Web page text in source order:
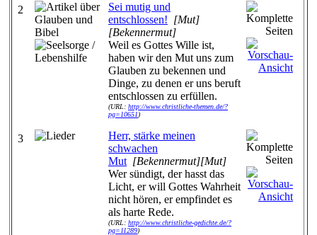
2
Sei mutig und
entschlossen! [Mut]
[Bekennermut]
Weil es Gottes Wille ist,
haben wir den Mut uns zum
Glauben zu bekennen und
Dinge, zu denen er uns beruft
entschlossen zu erfüllen.
(URL: http://www.christliche-themen.de/?
pg=10651)
3
Herr, stärke meinen
schwachen
Mut [Bekennermut][Mut]
Wer sündigt, der hasst das
Licht, er will Gottes Wahrheit
nicht hören, er empfindet es
als harte Rede.
(URL: http://www.christliche-gedichte.de/?
pg=11289)